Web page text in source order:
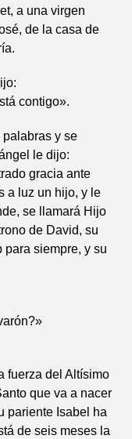
a una virgen
de la casa de
contigo».
palabras y se
le dijo:
gracia ante
a luz un hijo, y le
se llamará Hijo
de David, su
para siempre, y su
fuerza del Altísimo
que va a nacer
pariente Isabel ha
de seis meses la